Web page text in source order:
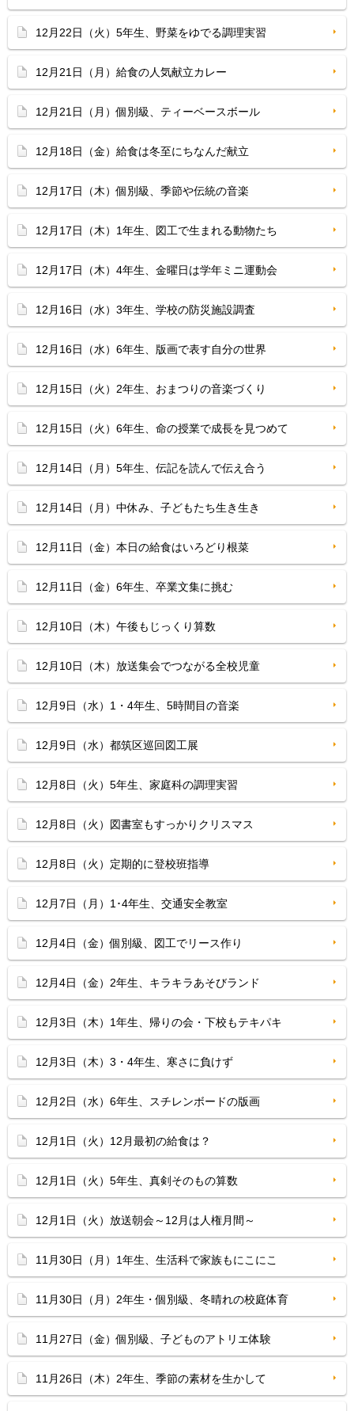
12月22日（火）5年生、野菜をゆでる調理実習
12月21日（月）給食の人気献立カレー
12月21日（月）個別級、ティーベースボール
12月18日（金）給食は冬至にちなんだ献立
12月17日（木）個別級、季節や伝統の音楽
12月17日（木）1年生、図工で生まれる動物たち
12月17日（木）4年生、金曜日は学年ミニ運動会
12月16日（水）3年生、学校の防災施設調査
12月16日（水）6年生、版画で表す自分の世界
12月15日（火）2年生、おまつりの音楽づくり
12月15日（火）6年生、命の授業で成長を見つめて
12月14日（月）5年生、伝記を読んで伝え合う
12月14日（月）中休み、子どもたち生き生き
12月11日（金）本日の給食はいろどり根菜
12月11日（金）6年生、卒業文集に挑む
12月10日（木）午後もじっくり算数
12月10日（木）放送集会でつながる全校児童
12月9日（水）1・4年生、5時間目の音楽
12月9日（水）都筑区巡回図工展
12月8日（火）5年生、家庭科の調理実習
12月8日（火）図書室もすっかりクリスマス
12月8日（火）定期的に登校班指導
12月7日（月）1･4年生、交通安全教室
12月4日（金）個別級、図工でリース作り
12月4日（金）2年生、キラキラあそびランド
12月3日（木）1年生、帰りの会・下校もテキパキ
12月3日（木）3・4年生、寒さに負けず
12月2日（水）6年生、スチレンボードの版画
12月1日（火）12月最初の給食は？
12月1日（火）5年生、真剣そのもの算数
12月1日（火）放送朝会～12月は人権月間～
11月30日（月）1年生、生活科で家族もにこにこ
11月30日（月）2年生・個別級、冬晴れの校庭体育
11月27日（金）個別級、子どものアトリエ体験
11月26日（木）2年生、季節の素材を生かして